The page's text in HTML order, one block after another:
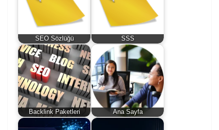
SEO Sözlüğü SSS
Backlink Paketleri Ana Sayfa